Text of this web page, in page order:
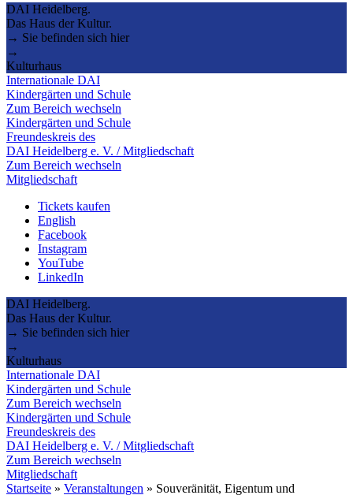
DAI Heidelberg.
Das Haus der Kultur.
→ Sie befinden sich hier
→
Kulturhaus
Internationale DAI
Kindergärten und Schule
Zum Bereich wechseln
Kindergärten und Schule
Freundeskreis des
DAI Heidelberg e. V. / Mitgliedschaft
Zum Bereich wechseln
Mitgliedschaft
Tickets kaufen
English
Facebook
Instagram
YouTube
LinkedIn
DAI Heidelberg.
Das Haus der Kultur.
→ Sie befinden sich hier
→
Kulturhaus
Internationale DAI
Kindergärten und Schule
Zum Bereich wechseln
Kindergärten und Schule
Freundeskreis des
DAI Heidelberg e. V. / Mitgliedschaft
Zum Bereich wechseln
Mitgliedschaft
Startseite » Veranstaltungen » Souveränität, Eigentum und